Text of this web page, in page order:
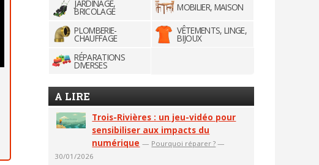
JARDINAGE,
BRICOLAGE
MOBILIER, MAISON
PLOMBERIE-
CHAUFFAGE
VÊTEMENTS, LINGE,
BIJOUX
RÉPARATIONS
DIVERSES
A LIRE
Trois-Rivières : un jeu-vidéo pour
sensibiliser aux impacts du
numérique — Pourquoi réparer ? —
30/01/2026